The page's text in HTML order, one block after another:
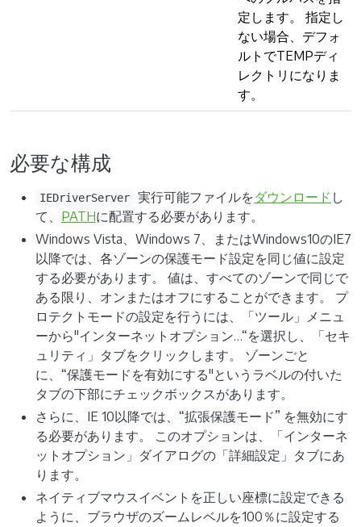
定します。 指定し
ない場合、デフォ
ルトでTEMPディ
レクトリになりま
す。
必要な構成
IEDriverServer 実行可能ファイルをダウンロード し
て、 PATHに配置する必要があります。
Windows Vista、Windows 7、またはWindows10のIE7
以降では、各ゾーンの保護モード設定を同じ値に設定
する必要があります。 値は、すべてのゾーンで同じで
ある限り、オンまたはオフにすることができます。 プ
ロテクトモードの設定を行うには、「ツール」メニュ
ーから"インターネットオプション…“を選択し、「セキ
ュリティ」タブをクリックします。 ゾーンごと
に、“保護モードを有効にする"というラベルの付いた
タブの下部にチェックボックスがあります。
さらに、IE 10以降では、“拡張保護モード” を無効にす
る必要があります。 このオプションは、「インターネ
ットオプション」ダイアログの「詳細設定」タブにあ
ります。
ネイティブマウスイベントを正しい座標に設定できる
ように、ブラウザのズームレベルを100％に設定する